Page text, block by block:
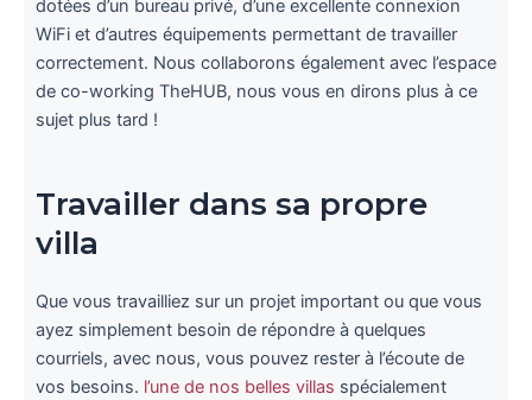
dotées d’un bureau privé, d’une excellente connexion
WiFi et d’autres équipements permettant de travailler
correctement. Nous collaborons également avec l’espace
de co-working TheHUB, nous vous en dirons plus à ce
sujet plus tard !
Travailler dans sa propre
villa
Que vous travailliez sur un projet important ou que vous
ayez simplement besoin de répondre à quelques
courriels, avec nous, vous pouvez rester à l’écoute de
vos besoins. l’une de nos belles villas spécialement